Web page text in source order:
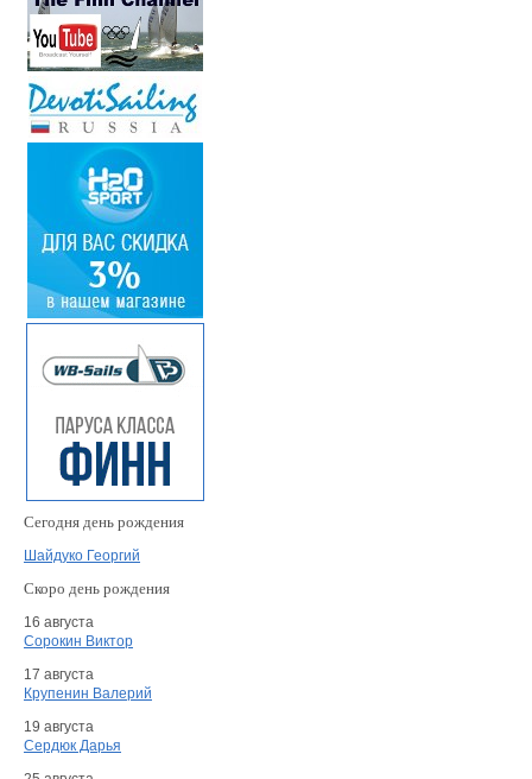
Сегодня день рождения
Шайдуко Георгий
Скоро день рождения
16 августа
Сорокин Виктор
17 августа
Крупенин Валерий
19 августа
Сердюк Дарья